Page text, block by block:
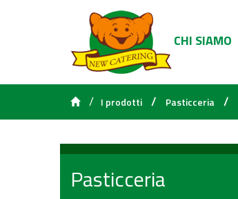
CHI SIAMO
/ I prodotti / Pasticceria /
Pasticceria